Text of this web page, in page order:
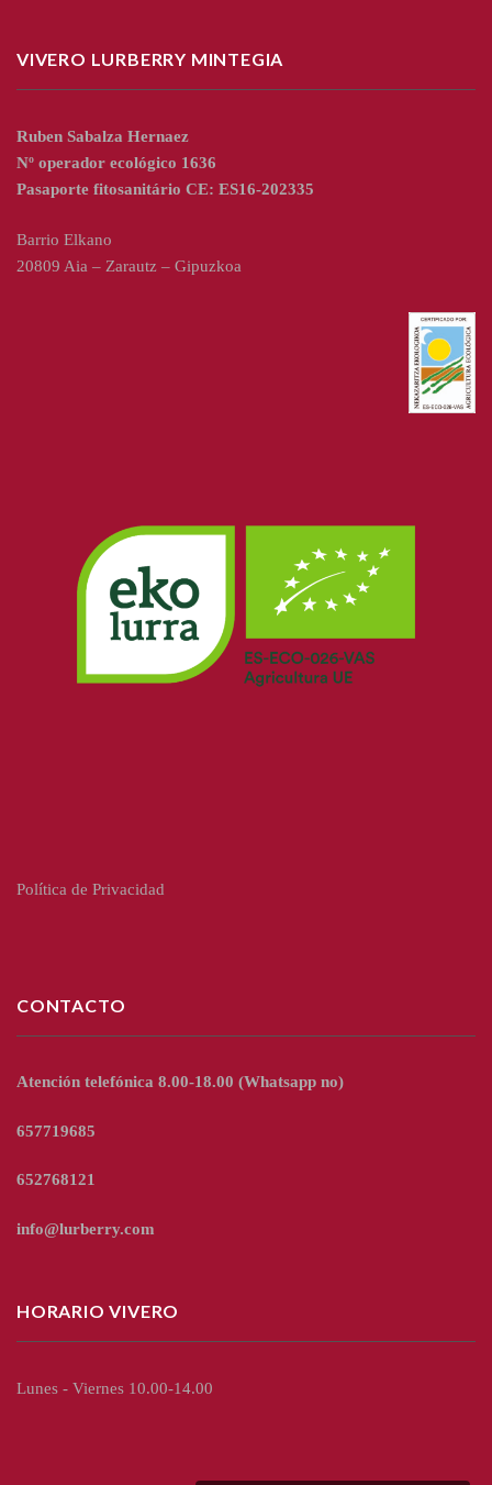
VIVERO LURBERRY MINTEGIA
Ruben Sabalza Hernaez
Nº operador ecológico 1636
Pasaporte fitosanitário CE: ES16-202335
Barrio Elkano
20809 Aia – Zarautz – Gipuzkoa
Política de Privacidad
CONTACTO
Atención telefónica 8.00-18.00 (Whatsapp no)
657719685
652768121
info@lurberry.com
HORARIO VIVERO
Lunes - Viernes 10.00-14.00